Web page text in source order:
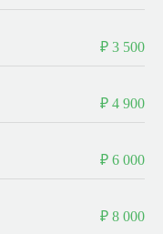
₽ 3 500
₽ 4 900
₽ 6 000
₽ 8 000